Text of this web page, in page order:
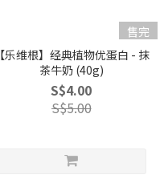
售完
【乐维根】经典植物优蛋白 - 抹
茶牛奶 (40g)
S$4.00
S$5.00